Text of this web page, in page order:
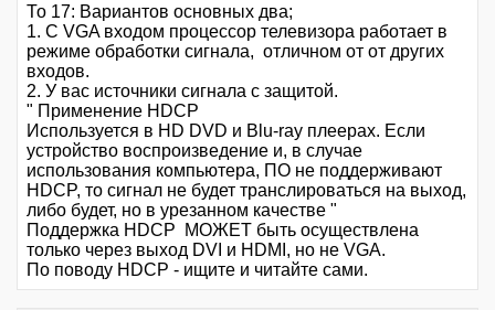
То 17: Вариантов основных два;
1. С VGA входом процессор телевизора работает в
режиме обработки сигнала, отличном от от других
входов.
2. У вас источники сигнала с защитой.
" Применение HDCP
Используется в HD DVD и Blu-ray плеерах. Если
устройство воспроизведение и, в случае
использования компьютера, ПО не поддерживают
HDCP, то сигнал не будет транслироваться на выход,
либо будет, но в урезанном качестве "
Поддержка HDCP МОЖЕТ быть осуществленa
только через выход DVI и HDMI, но не VGA.
По поводу HDCP - ищите и читайте сами.